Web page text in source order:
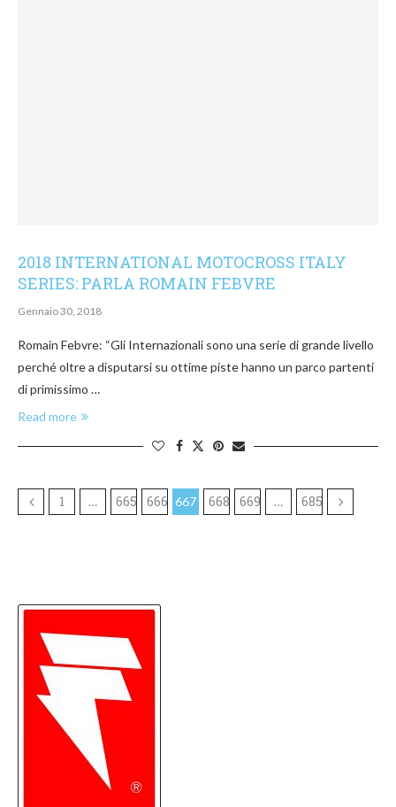
2018 INTERNATIONAL MOTOCROSS ITALY
SERIES: PARLA ROMAIN FEBVRE
Gennaio 30, 2018
Romain Febvre: “Gli Internazionali sono una serie di grande livello
perché oltre a disputarsi su ottime piste hanno un parco partenti
di primissimo …
Read more
1 … 665 666 667 668 669 … 685